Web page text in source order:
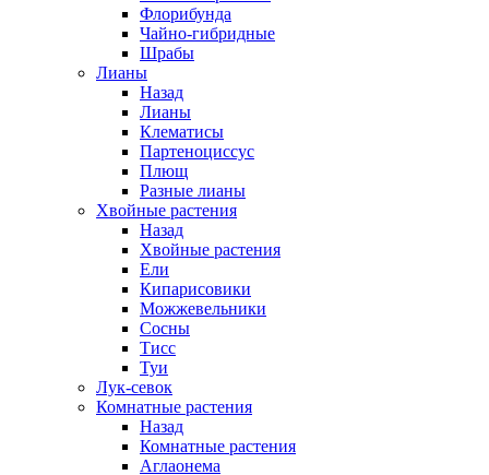
Флорибунда
Чайно-гибридные
Шрабы
Лианы
Назад
Лианы
Клематисы
Партеноциссус
Плющ
Разные лианы
Хвойные растения
Назад
Хвойные растения
Ели
Кипарисовики
Можжевельники
Сосны
Тисс
Туи
Лук-севок
Комнатные растения
Назад
Комнатные растения
Аглаонема